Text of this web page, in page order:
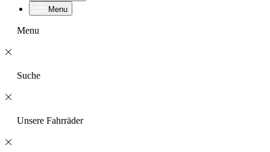
Menu
Menu
Suche
Unsere Fahrräder